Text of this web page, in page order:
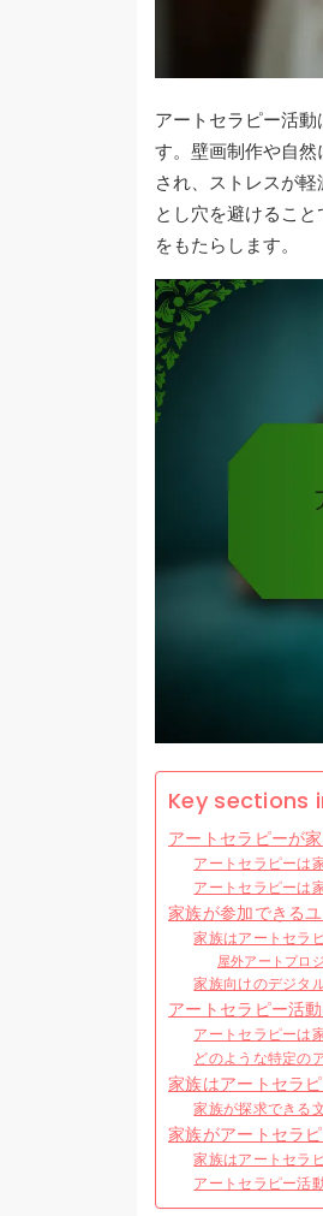
アートセラピー活
す。壁画制作や自
され、ストレスが
とし穴を避けるこ
をもたらします。
Key sections
アートセラピーが
アートセラピーは
アートセラピーは
家族が参加できる
家族はアートセラ
屋外アートプロ
家族向けのデジタ
アートセラピー活
アートセラピーは
どのような特定の
家族はアートセラ
家族が探求できる
家族がアートセラ
家族はアートセラ
アートセラピー活